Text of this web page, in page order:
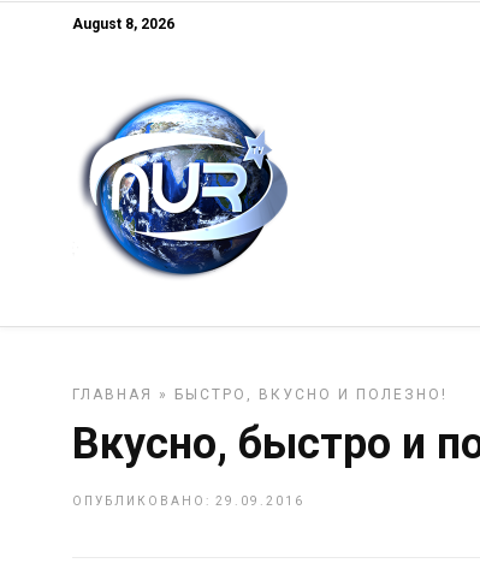
August 8, 2026
ГЛАВНАЯ » БЫСТРО, ВКУСНО И ПОЛЕЗНО!
Вкусно, быстро и
ОПУБЛИКОВАНО: 29.09.2016